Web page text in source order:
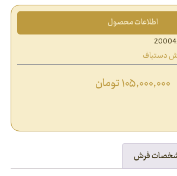
اطلاعات محصول
دستباف
۱۰۵,۰۰۰,۰۰۰تومان
فرش